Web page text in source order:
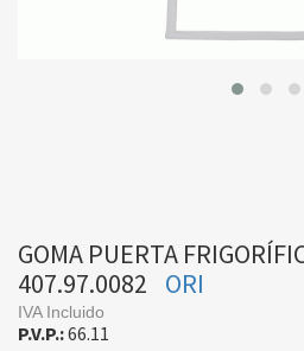
GOMA PUERTA
407.97.0082
ORI
IVA Incluido
P.V.P.:66.11